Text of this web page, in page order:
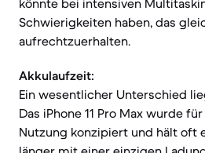
könnte bei intensiven
Schwierigkeiten haben, das
aufrechtzuerhalten.
Akkulaufzeit:
Ein wesentlicher Unterschied
Das iPhone 11 Pro Max wurde
Nutzung konzipiert und hält oft